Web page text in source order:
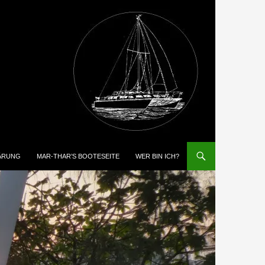
MAR-THAR’S BOOTESEITE WER BIN ICH?